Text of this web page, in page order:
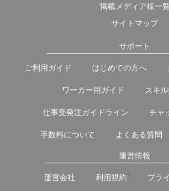
掲載メディア様一覧
サイトマップ
サポート
ご利用ガイド はじめての方へ
ワーカー用ガイド スキ
仕事受発注ガイドライン チャ
手数料について よくある質問
運営情報
運営会社 利用規約 プラ